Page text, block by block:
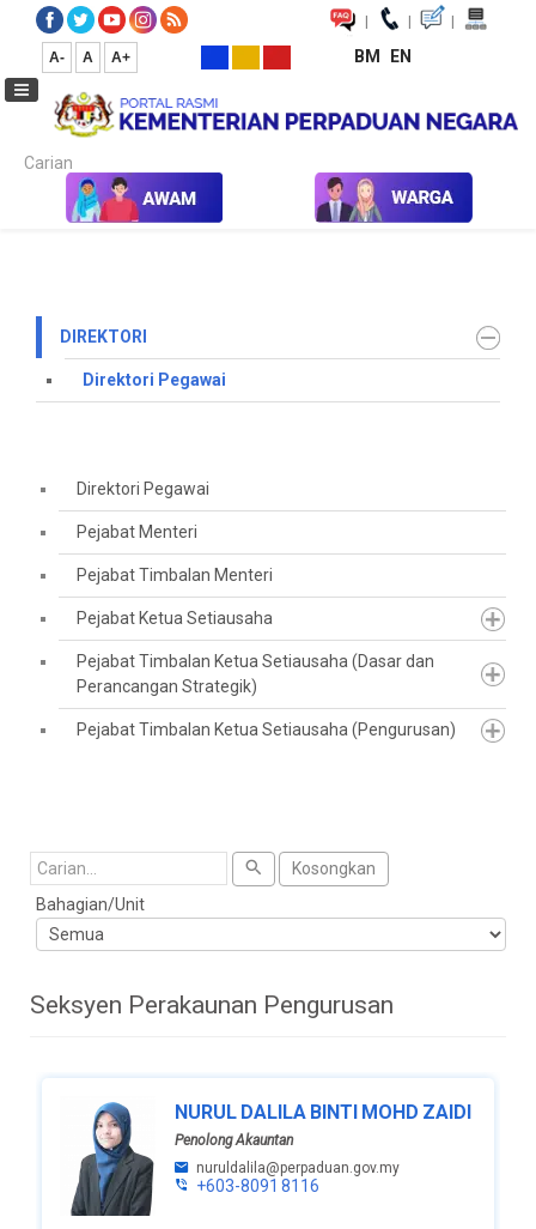
| | |
A- A A+ BM EN
Carian...
Laman Utama Direktori Direktori Pegawai
DIREKTORI
Direktori Pegawai
Direktori Pegawai
Pejabat Menteri
Pejabat Timbalan Menteri
Pejabat Ketua Setiausaha
Pejabat Timbalan Ketua Setiausaha (Dasar dan
Perancangan Strategik)
Pejabat Timbalan Ketua Setiausaha (Pengurusan)
Cari
Kosongkan
Bahagian/Unit
Seksyen Perakaunan Pengurusan
NURUL DALILA BINTI MOHD ZAIDI
Penolong Akauntan
nuruldalila@perpaduan.gov.my
+603-8091 8116